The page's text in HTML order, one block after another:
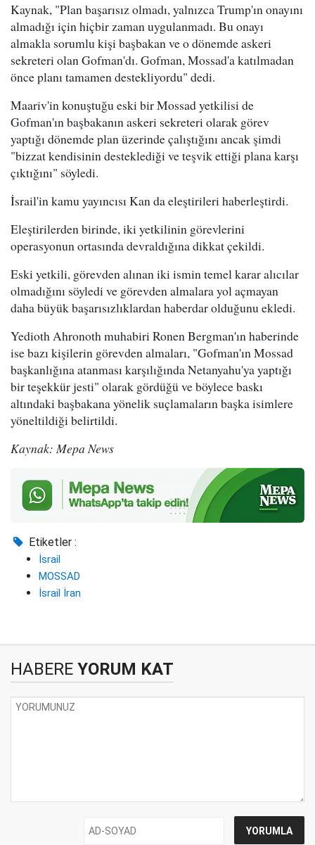
Kaynak, "Plan başarısız olmadı, yalnızca Trump'ın onayını
almadığı için hiçbir zaman uygulanmadı. Bu onayı
almakla sorumlu kişi başbakan ve o dönemde askeri
sekreteri olan Gofman'dı. Gofman, Mossad'a katılmadan
önce planı tamamen destekliyordu" dedi.
Maariv'in konuştuğu eski bir Mossad yetkilisi de
Gofman'ın başbakanın askeri sekreteri olarak görev
yaptığı dönemde plan üzerinde çalıştığını ancak şimdi
"bizzat kendisinin desteklediği ve teşvik ettiği plana karşı
çıktığını" söyledi.
İsrail'in kamu yayıncısı Kan da eleştirileri haberleştirdi.
Eleştirilerden birinde, iki yetkilinin görevlerini
operasyonun ortasında devraldığına dikkat çekildi.
Eski yetkili, görevden alınan iki ismin temel karar alıcılar
olmadığını söyledi ve görevden almalara yol açmayan
daha büyük başarısızlıklardan haberdar olduğunu ekledi.
Yedioth Ahronoth muhabiri Ronen Bergman'ın haberinde
ise bazı kişilerin görevden almaları, "Gofman'ın Mossad
başkanlığına atanması karşılığında Netanyahu'ya yaptığı
bir teşekkür jesti" olarak gördüğü ve böylece baskı
altındaki başbakana yönelik suçlamaların başka isimlere
yöneltildiği belirtildi.
Kaynak: Mepa News
Etiketler :
İsrail
MOSSAD
İsrail İran
HABERE YORUM KAT